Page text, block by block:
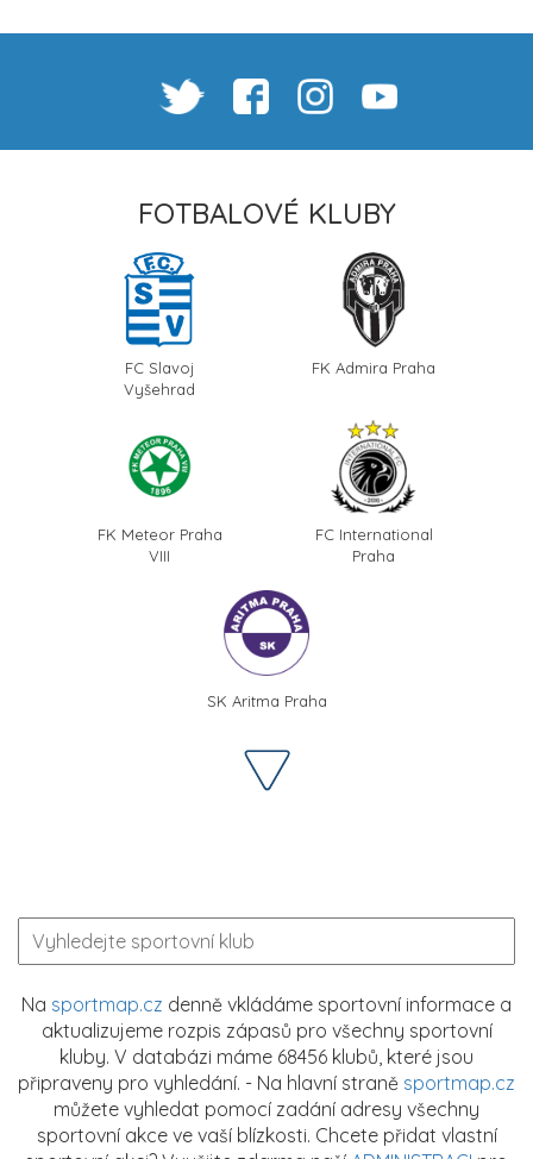
FOTBALOVÉ KLUBY
FC Slavoj
Vyšehrad
FK Admira Praha
FK Meteor Praha
VIII
FC International
Praha
SK Aritma Praha
Na sportmap.cz denně vkládáme sportovní informace a
aktualizujeme rozpis zápasů pro všechny sportovní
kluby. V databázi máme 68456 klubů, které jsou
připraveny pro vyhledání. - Na hlavní straně sportmap.cz
můžete vyhledat pomocí zadání adresy všechny
sportovní akce ve vaší blízkosti. Chcete přidat vlastní